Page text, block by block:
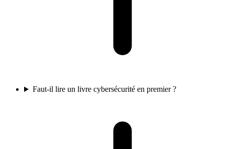
Faut-il lire un livre cybersécurité en premier ?